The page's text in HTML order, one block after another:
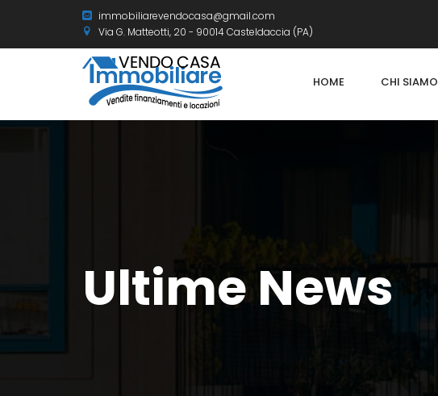
immobiliarevendocasa@gmail.com
Via G. Matteotti, 20 - 90014 Casteldaccia (PA)
HOME CHI SIAMO
Ultime News